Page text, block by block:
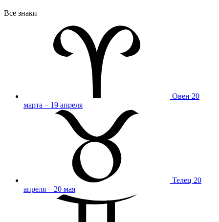
Все знаки
Овен 20
марта – 19 апреля
Телец 20
апреля – 20 мая